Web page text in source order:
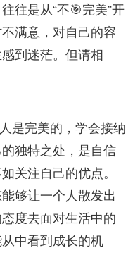
往是从“不🎯完美”开
满意，对自己的容
到迷茫。但请相
是完美的，学会接纳
独特之处，是自信
关注自己的优点。
够让一个人散发出
度去面对生活中的
中看到成长的机